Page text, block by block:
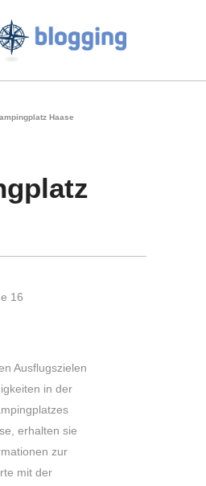
Haase
16
Ausflugszielen
in der
erhalten sie
zur
mit der